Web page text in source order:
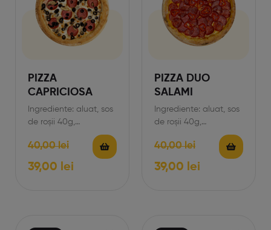
PIZZA
CAPRICIOSA
Ingrediente: aluat, sos
de roșii 40g,
șuncă 65g, salam 60g,
ciuperci 50g, măsline…
40,00lei
39,00 lei
PIZZA DUO
SALAMI
Ingrediente: aluat, sos
de roșii 40g,
șuncă 60 g, salam
picant 70g, salam…
40,00lei
39,00 lei